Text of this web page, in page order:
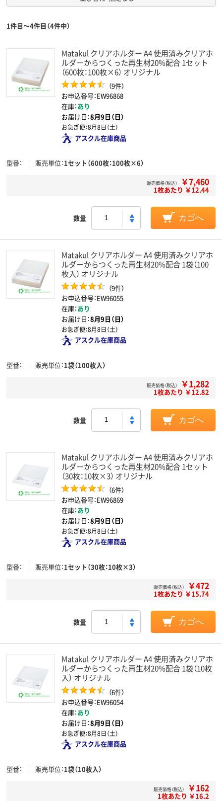
1件目～4件目（4件中）
Matakul クリアホルダー A4 使用済みクリアホ
ルダーからつくった再生材20%配合 1セット
（600枚：100枚×6） オリジナル
（9件）
お申込番号：EW96868
在庫：あり
お届け日：8月9日（日）
お急ぎ便：8月8日（土）
アスクル在庫商品
型番 販売単位 1セット（600枚：100枚×6）
販売価格（税込） ￥7,460
1枚あたり ￥12.44
数量 カゴへ
Matakul クリアホルダー A4 使用済みクリアホ
ルダーからつくった再生材20%配合 1袋（100
枚入） オリジナル
（9件）
お申込番号：EW96055
在庫：あり
お届け日：8月9日（日）
お急ぎ便：8月8日（土）
アスクル在庫商品
型番 販売単位 1袋（100枚入）
販売価格（税込） ￥1,282
1枚あたり ￥12.82
数量 カゴへ
Matakul クリアホルダー A4 使用済みクリアホ
ルダーからつくった再生材20%配合 1セット
（30枚：10枚×3） オリジナル
（6件）
お申込番号：EW96869
在庫：あり
お届け日：8月9日（日）
お急ぎ便：8月8日（土）
アスクル在庫商品
型番 販売単位 1セット（30枚：10枚×3）
販売価格（税込） ￥472
1枚あたり ￥15.74
数量 カゴへ
Matakul クリアホルダー A4 使用済みクリアホ
ルダーからつくった再生材20%配合 1袋（10枚
入） オリジナル
（6件）
お申込番号：EW96054
在庫：あり
お届け日：8月9日（日）
お急ぎ便：8月8日（土）
アスクル在庫商品
型番 販売単位 1袋（10枚入）
販売価格（税込） ￥162
1枚あたり ￥16.2